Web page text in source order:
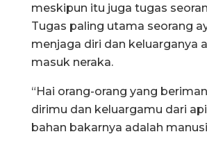
meskipun itu juga tugas
Tugas paling utama seorang
menjaga diri dan keluarganya
masuk neraka.
“Hai orang-orang yang
dirimu dan keluargamu dari
bahan bakarnya adalah